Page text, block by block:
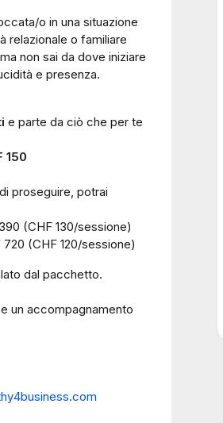
o in una situazione
relazionale o familiare
non sai da dove iniziare
e presenza.
e parte da ciò che per te
150
proseguire, potrai
(CHF 130/sessione)
(CHF 120/sessione)
dal pacchetto.
un accompagnamento